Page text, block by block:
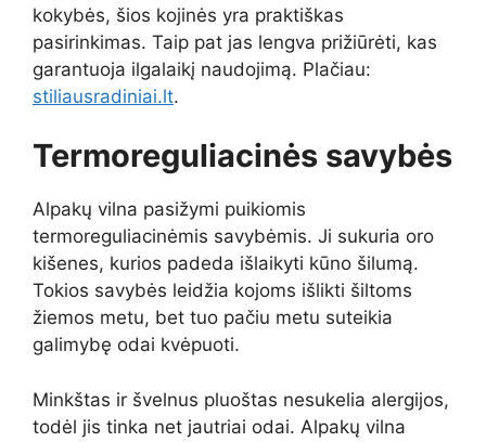
kokybės, šios kojinės yra praktiškas
pasirinkimas. Taip pat jas lengva prižiūrėti, kas
garantuoja ilgalaikį naudojimą. Plačiau:
stiliausradiniai.lt.
Termoreguliacinės savybės
Alpakų vilna pasižymi puikiomis
termoreguliacinėmis savybėmis. Ji sukuria oro
kišenes, kurios padeda išlaikyti kūno šilumą.
Tokios savybės leidžia kojoms išlikti šiltoms
žiemos metu, bet tuo pačiu metu suteikia
galimybę odai kvėpuoti.
Minkštas ir švelnus pluoštas nesukelia alergijos,
todėl jis tinka net jautriai odai. Alpakų vilna